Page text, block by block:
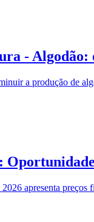
- Algodão:
a produção de
apresenta preços